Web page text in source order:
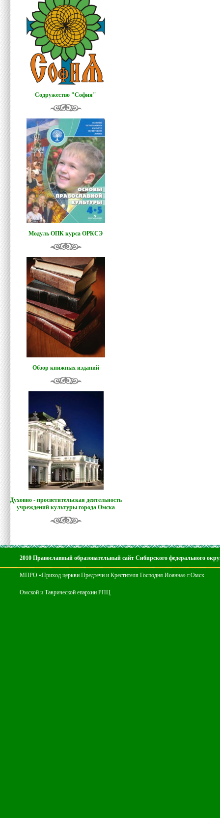
Содружество "София"
Модуль ОПК курса ОРКСЭ
Обзор книжных изданий
Духовно - просветительская деятельность
учреждений культуры города Омска
2010 Православный образовательный сайт Сибирского федерального
МПРО «Приход церкви Предтечи и Крестителя Господня Иоанна» г.Омск
Омской и Таврической епархии РПЦ